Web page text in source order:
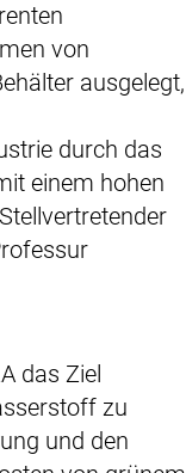
von
ausgelegt,
durch das
einem hohen
das Ziel
zu
und den